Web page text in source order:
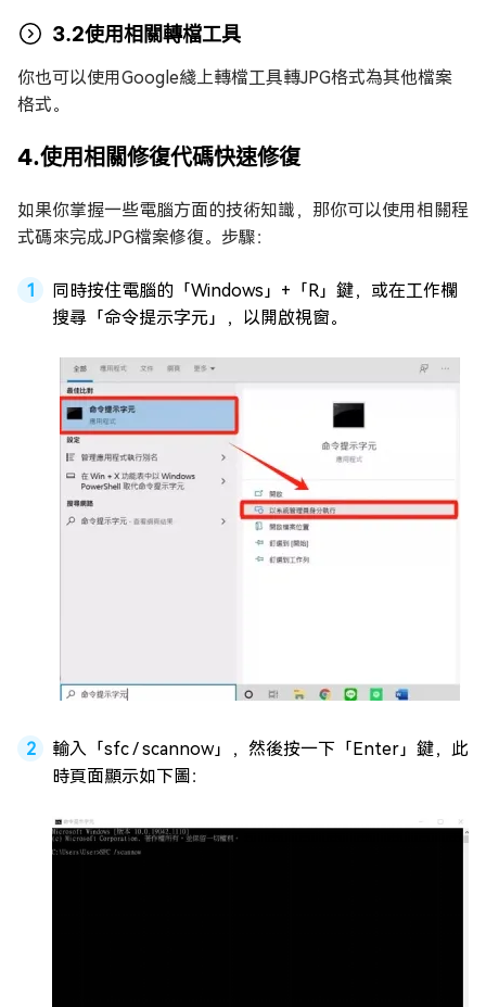
3.2使用相關轉檔工具
你也可以使用Google綫上轉檔工具轉JPG格式為其他檔案
格式。
4.使用相關修復代碼快速修復
如果你掌握一些電腦方面的技術知識，那你可以使用相關程
式碼來完成JPG檔案修復。步驟：
同時按住電腦的「Windows」+「R」鍵，或在工作欄
搜尋「命令提示字元」，以開啟視窗。
輸入「sfc / scannow」，然後按一下「Enter」鍵，此
時頁面顯示如下圖：